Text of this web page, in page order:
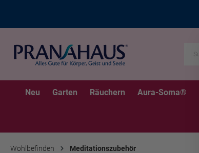
Neu Garten Räuchern Aura-Soma®
Wohlbefinden Meditationszubehör